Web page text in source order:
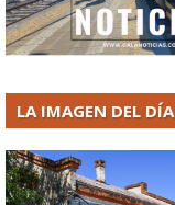
LA IMAGEN DEL DÍA